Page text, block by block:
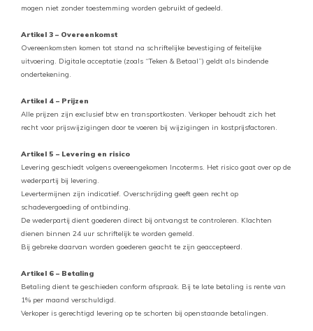
mogen niet zonder toestemming worden gebruikt of gedeeld.
Artikel 3 – Overeenkomst
Overeenkomsten komen tot stand na schriftelijke bevestiging of feitelijke
uitvoering. Digitale acceptatie (zoals “Teken & Betaal”) geldt als bindende
ondertekening.
Artikel 4 – Prijzen
Alle prijzen zijn exclusief btw en transportkosten. Verkoper behoudt zich het
recht voor prijswijzigingen door te voeren bij wijzigingen in kostprijsfactoren.
Artikel 5 – Levering en risico
Levering geschiedt volgens overeengekomen Incoterms. Het risico gaat over op de
wederpartij bij levering.
Levertermijnen zijn indicatief. Overschrijding geeft geen recht op
schadevergoeding of ontbinding.
De wederpartij dient goederen direct bij ontvangst te controleren. Klachten
dienen binnen 24 uur schriftelijk te worden gemeld.
Bij gebreke daarvan worden goederen geacht te zijn geaccepteerd.
Artikel 6 – Betaling
Betaling dient te geschieden conform afspraak. Bij te late betaling is rente van
1% per maand verschuldigd.
Verkoper is gerechtigd levering op te schorten bij openstaande betalingen.